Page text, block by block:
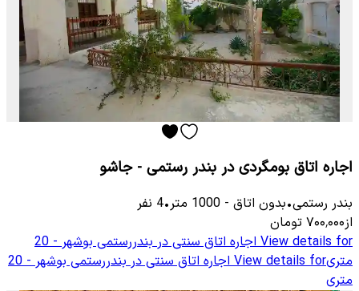
اجاره اتاق بومگردی در بندر رستمی - جاشو
بندر رستمی•بدون اتاق -
1000 متر•
4 نفر
از۷۰۰٬۰۰۰ تومان
View details for
اجاره اتاق سنتی در بندررستمی بوشهر - 20
متریView details for
اجاره اتاق سنتی در بندررستمی بوشهر - 20
متری